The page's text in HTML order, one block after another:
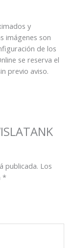
y
imágenes son
de los
se reserva el
previo aviso.
publicada. Los
*